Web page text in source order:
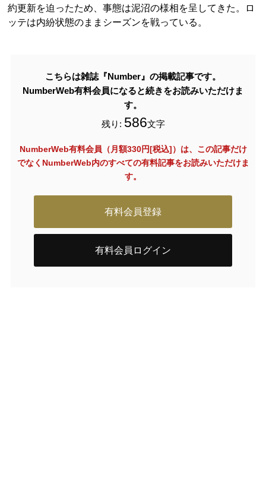
約更新を迫ったため、事態は泥沼の様相を呈してきた。ロ
ッテは内紛状態のままシーズンを戦っている。
こちらは雑誌『Number』の掲載記事です。
NumberWeb有料会員になると続きをお読みいただけま
す。
残り: 586文字
NumberWeb有料会員（月額330円[税込]）は、この記事だけ
でなく NumberWeb内のすべての有料記事をお読みいただけま
す。
有料会員登録
有料会員ログイン